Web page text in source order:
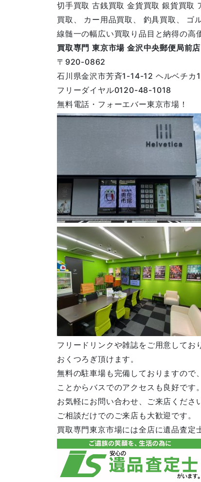
切手買取 古銭買取 金貨買取 銀貨買取
買取、 カー用品買取、 釣具買取、 ゴ
線髄一の幅広い買取り品目と納得の高
買取専門 東京市場 金沢中央郵便局前店
〒920-0862
石川県金沢市芳斉1-14-12 ヘルベチカ
フリーダイヤル0120-48-1018
無料電話・フォーエバー東京市場！
フリードリンクや雑誌をご用意してお
おくつろぎ頂けます。
無料の駐車場も完備しておりますので
ことからバスでのアクセスも良好です。
お気軽にお問い合わせ、ご来店くださ
ご相談だけでのご来店も大歓迎です。
買取専門東京市場には全店に遺品査定